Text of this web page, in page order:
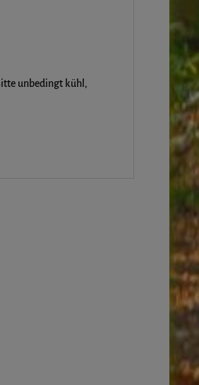
unbedingt kühl,